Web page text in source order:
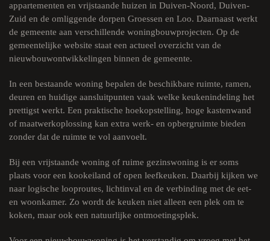
appartementen en vrijstaande huizen in Duiven-Noord, Duiven-
Zuid en de omliggende dorpen Groessen en Loo. Daarnaast werkt
de gemeente aan verschillende woningbouwprojecten. Op de
gemeentelijke website staat een actueel overzicht van de
nieuwbouwontwikkelingen binnen de gemeente.
In een bestaande woning bepalen de beschikbare ruimte, ramen,
deuren en huidige aansluitpunten vaak welke keukenindeling het
prettigst werkt. Een praktische hoekopstelling, hoge kastenwand
of maatwerkoplossing kan extra werk- en opbergruimte bieden
zonder dat de ruimte te vol aanvoelt.
Bij een vrijstaande woning of ruime gezinswoning is er soms
plaats voor een kookeiland of open leefkeuken. Daarbij kijken we
naar logische looproutes, lichtinval en de verbinding met de eet-
en woonkamer. Zo wordt de keuken niet alleen een plek om te
koken, maar ook een natuurlijke ontmoetingsplek.